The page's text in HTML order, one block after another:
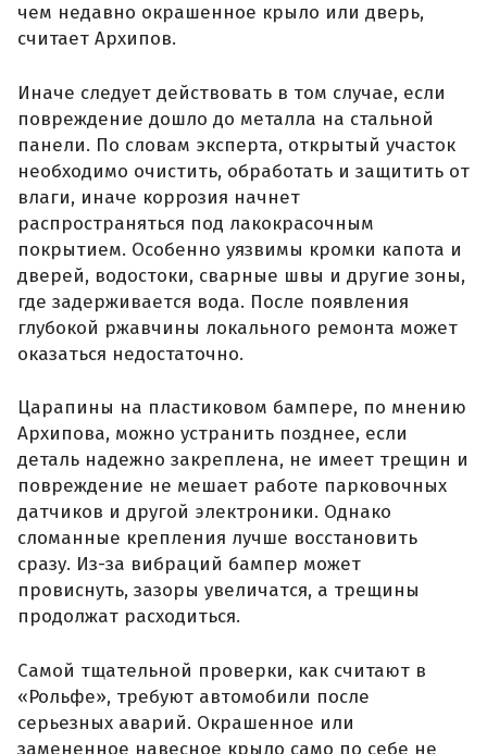
чем недавно окрашенное крыло или дверь,
считает Архипов.
Иначе следует действовать в том случае, если
повреждение дошло до металла на стальной
панели. По словам эксперта, открытый участок
необходимо очистить, обработать и защитить от
влаги, иначе коррозия начнет
распространяться под лакокрасочным
покрытием. Особенно уязвимы кромки капота и
дверей, водостоки, сварные швы и другие зоны,
где задерживается вода. После появления
глубокой ржавчины локального ремонта может
оказаться недостаточно.
Царапины на пластиковом бампере, по мнению
Архипова, можно устранить позднее, если
деталь надежно закреплена, не имеет трещин и
повреждение не мешает работе парковочных
датчиков и другой электроники. Однако
сломанные крепления лучше восстановить
сразу. Из-за вибраций бампер может
провиснуть, зазоры увеличатся, а трещины
продолжат расходиться.
Самой тщательной проверки, как считают в
«Рольфе», требуют автомобили после
серьезных аварий. Окрашенное или
замененное навесное крыло само по себе не